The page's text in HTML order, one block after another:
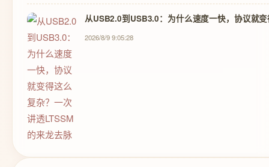
从USB2.0到USB3.0：为什么速度一快，协议就
2026/8/9 9:05:28